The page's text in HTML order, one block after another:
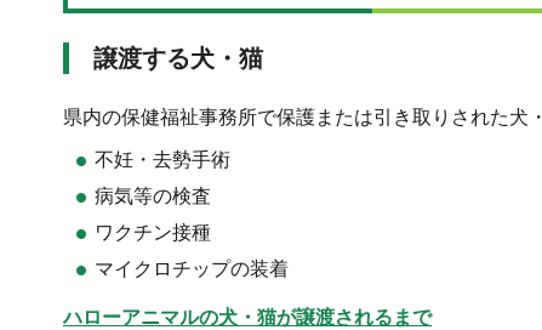
譲渡する犬・猫
県内の保健福祉事務所で保護または引き取りされた犬
不妊・去勢手術
病気等の検査
ワクチン接種
マイクロチップの装着
ハローアニマルの犬・猫が譲渡されるまで